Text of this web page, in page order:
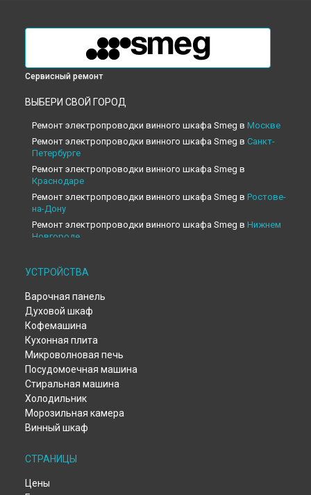
Сервисный ремонт
ВЫБЕРИ СВОЙ ГОРОД
Ремонт электропроводки винного шкафа Smeg в Москве
Ремонт электропроводки винного шкафа Smeg в Санкт-
Петербурге
Ремонт электропроводки винного шкафа Smeg в
Краснодаре
Ремонт электропроводки винного шкафа Smeg в Ростове-
на-Дону
Ремонт электропроводки винного шкафа Smeg в Нижнем
Новгороде
Новосибирске
Челябинске
Ремонт электропроводки винного шкафа Smeg в
Екатеринбурге
Ремонт электропроводки винного шкафа Smeg в
Ремонт электропроводки винного шкафа Smeg в
Ремонт электропроводки винного шкафа Smeg в
Воронеже
Ремонт электропроводки винного шкафа Smeg в
Волгограде
Ремонт электропроводки винного шкафа Smeg в
Тольятти
Ремонт электропроводки винного шкафа Smeg в
УСТРОЙСТВА
Варочная панель
Духовой шкаф
Кофемашина
Кухонная плита
Микроволновая печь
Посудомоечная машина
Стиральная машина
Холодильник
Морозильная камера
Винный шкаф
СТРАНИЦЫ
Цены